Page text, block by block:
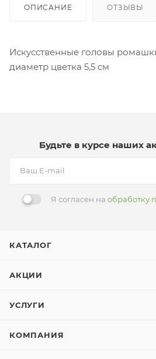
ОПИСАНИЕ ОТЗЫВЫ
Искусственные головы
диаметр цветка 5,5 см
Будьте в курсе наших
Я согласен на обработку
КАТАЛОГ
АКЦИИ
УСЛУГИ
КОМПАНИЯ